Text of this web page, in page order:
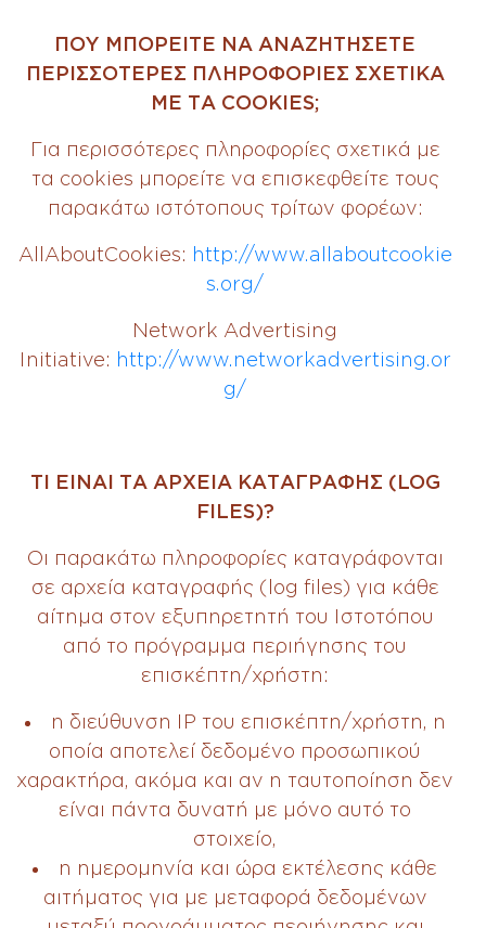
ΠΟΥ ΜΠΟΡΕΙΤΕ ΝΑ ΑΝΑΖΗΤΗΣΕΤΕ
ΠΕΡΙΣΣΟΤΕΡΕΣ ΠΛΗΡΟΦΟΡΙΕΣ ΣΧΕΤΙΚΑ
ΜΕ ΤΑ COOKIES;
Για περισσότερες πληροφορίες σχετικά με
τα cookies μπορείτε να επισκεφθείτε τους
παρακάτω ιστότοπους τρίτων φορέων:
AllAboutCookies: http://www.allaboutcookie
s.org/
Network Advertising
Initiative: http://www.networkadvertising.or
g/
ΤΙ ΕΙΝΑΙ ΤΑ ΑΡΧΕΙΑ ΚΑΤΑΓΡΑΦΗΣ (LOG
FILES)?
Οι παρακάτω πληροφορίες καταγράφονται
σε αρχεία καταγραφής (log files) για κάθε
αίτημα στον εξυπηρετητή του Ιστοτόπου
από το πρόγραμμα περιήγησης του
επισκέπτη/χρήστη:
η διεύθυνση IP του επισκέπτη/χρήστη, η
οποία αποτελεί δεδομένο προσωπικού
χαρακτήρα, ακόμα και αν η ταυτοποίηση δεν
είναι πάντα δυνατή με μόνο αυτό το
στοιχείο,
η ημερομηνία και ώρα εκτέλεσης κάθε
αιτήματος για με μεταφορά δεδομένων